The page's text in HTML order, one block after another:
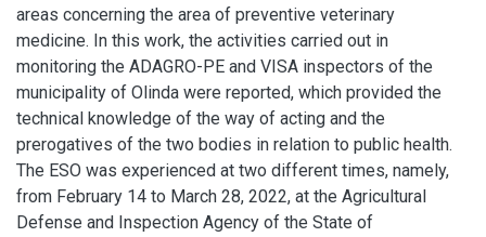
areas concerning the area of preventive veterinary
medicine. In this work, the activities carried out in
monitoring the ADAGRO-PE and VISA inspectors of the
municipality of Olinda were reported, which provided the
technical knowledge of the way of acting and the
prerogatives of the two bodies in relation to public health.
The ESO was experienced at two different times, namely,
from February 14 to March 28, 2022, at the Agricultural
Defense and Inspection Agency of the State of